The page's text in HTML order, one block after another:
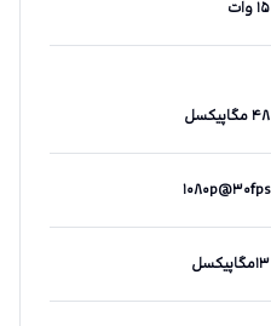
۱۵ وات
۴۸ مگاپیکسل
۱۰۸۰p@۳۰fps
۱۳مگاپیکسل